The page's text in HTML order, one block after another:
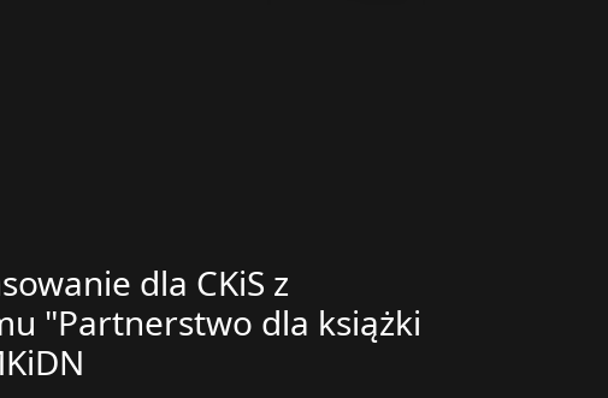
dla CKiS z
"Partnerstwo dla książki